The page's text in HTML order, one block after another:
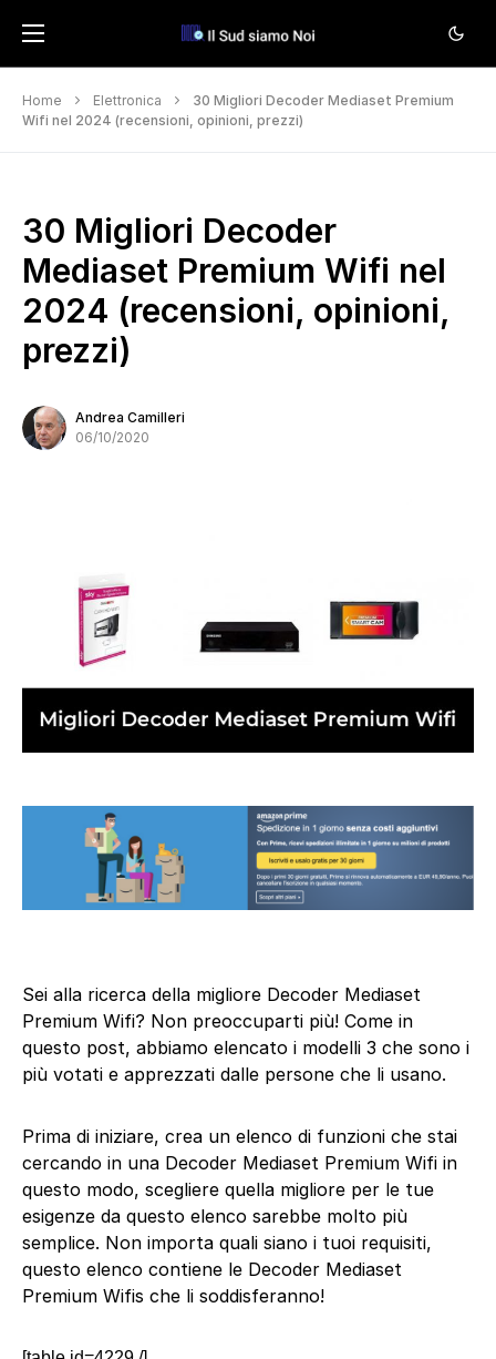
Home Elettronica
30 Migliori Decoder Mediaset Premium
Wifi nel 2024 (recensioni, opinioni, prezzi)
30 Migliori Decoder
Mediaset Premium Wifi nel
2024 (recensioni, opinioni,
prezzi)
Andrea Camilleri
06/10/2020
Sei alla ricerca della migliore Decoder Mediaset
Premium Wifi? Non preoccuparti più! Come in
questo post, abbiamo elencato i modelli 3 che sono i
più votati e apprezzati dalle persone che li usano.
Prima di iniziare, crea un elenco di funzioni che stai
cercando in una Decoder Mediaset Premium Wifi in
questo modo, scegliere quella migliore per le tue
esigenze da questo elenco sarebbe molto più
semplice. Non importa quali siano i tuoi requisiti,
questo elenco contiene le Decoder Mediaset
Premium Wifis che li soddisferanno!